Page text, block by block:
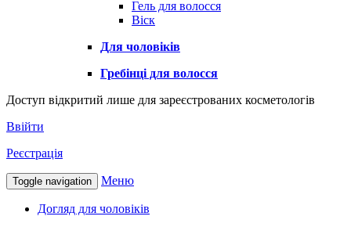
Гель для волосся
Віск
Для чоловіків
Гребінці для волосся
Доступ відкритий лише для зареєстрованих косметологів
Ввійти
Реєстрація
Toggle navigation Меню
Догляд для чоловіків